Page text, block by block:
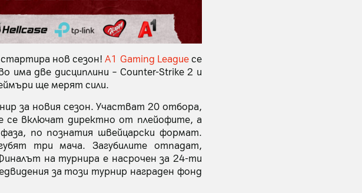
стартира нов сезон!A1 Gaming Leagueсе
две дисциплини – Counter-Strike 2 и
ще мерят сили.
за новия сезон. Участват 20 отбора,
се включат директно от плейофите, а
по познатия швейцарски формат.
три мача. Загубилите отпадат,
на турнира е насрочен за 24-ти
за този турнир награден фонд